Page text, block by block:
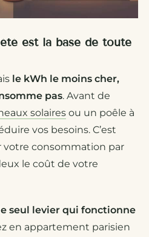
est la base de toute
le kWh le moins cher,
pas. Avant de
solaires ou un poêle à
vos besoins. C’est
consommation par
le coût de votre
seul levier qui fonctionne
en appartement parisien